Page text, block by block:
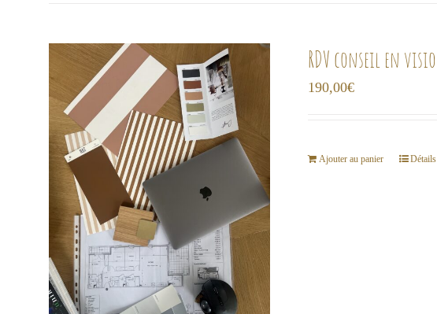
RDV conseil en visio
190,00€
Ajouter au panier Détails